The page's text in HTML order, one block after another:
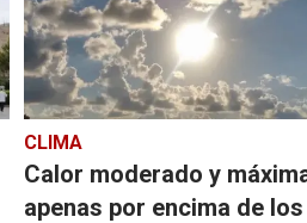
CLIMA
Calor moderado y
apenas por encima de los